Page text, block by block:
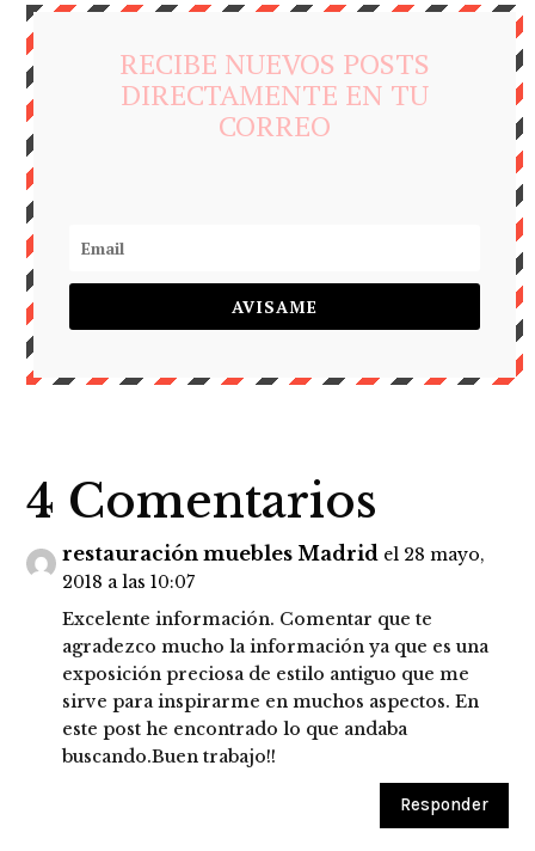
RECIBE NUEVOS POSTS
DIRECTAMENTE EN TU
CORREO
AVISAME
4 Comentarios
restauración muebles Madrid el 28 mayo,
2018 a las 10:07
Excelente información. Comentar que te
agradezco mucho la información ya que es una
exposición preciosa de estilo antiguo que me
sirve para inspirarme en muchos aspectos. En
este post he encontrado lo que andaba
buscando.Buen trabajo!!
Responder